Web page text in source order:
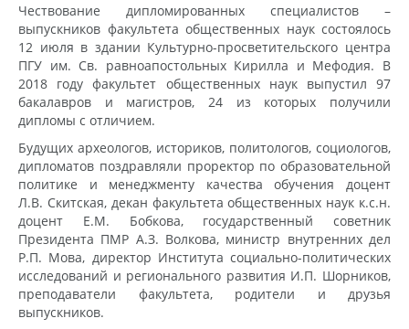
Чествование дипломированных специалистов –
выпускников факультета общественных наук состоялось
12 июля в здании Культурно-просветительского центра
ПГУ им. Св. равноапостольных Кирилла и Мефодия. В
2018 году факультет общественных наук выпустил 97
бакалавров и магистров, 24 из которых получили
дипломы с отличием.
Будущих археологов, историков, политологов, социологов,
дипломатов поздравляли проректор по образовательной
политике и менеджменту качества обучения доцент
Л.В. Скитская, декан факультета общественных наук к.с.н.
доцент Е.М. Бобкова, государственный советник
Президента ПМР А.З. Волкова, министр внутренних дел
Р.П. Мова, директор Института социально-политических
исследований и регионального развития И.П. Шорников,
преподаватели факультета, родители и друзья
выпускников.